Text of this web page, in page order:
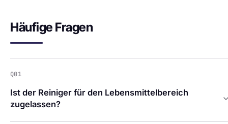
Häufige Fragen
Q01
Ist der Reiniger für den Lebensmittelbereich
zugelassen?